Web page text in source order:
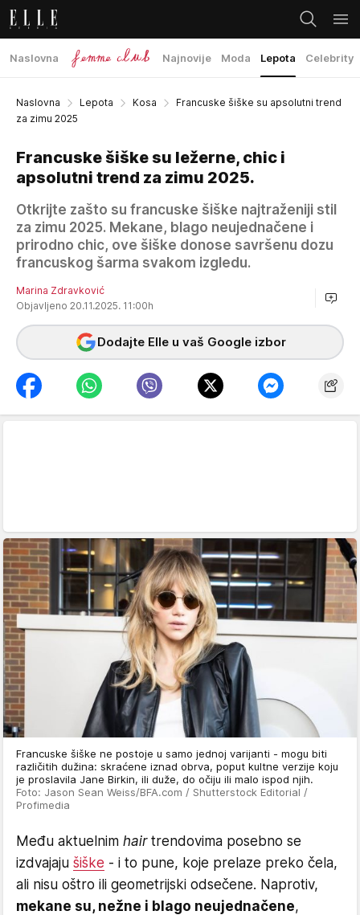
Naslovna Najnovije Moda Lepota Celebrity
Naslovna Lepota Kosa
Francuske šiške su apsolutni trend
za zimu 2025
Francuske šiške su ležerne, chic i
apsolutni trend za zimu 2025.
Otkrijte zašto su francuske šiške najtraženiji stil
za zimu 2025. Mekane, blago neujednačene i
prirodno chic, ove šiške donose savršenu dozu
francuskog šarma svakom izgledu.
Marina Zdravković
Objavljeno 20.11.2025. 11:00h
Dodajte Elle u vaš Google izbor
Francuske šiške ne postoje u samo jednoj varijanti - mogu biti
različitih dužina: skraćene iznad obrva, poput kultne verzije koju
je proslavila Jane Birkin, ili duže, do očiju ili malo ispod njih.
Foto: Jason Sean Weiss/BFA.com / Shutterstock Editorial /
Profimedia
Među aktuelnim hairtrendovima posebno se
izdvajaju šiške - i to pune, koje prelaze preko čela,
ali nisu oštro ili geometrijski odsečene. Naprotiv,
mekane su, nežne i blago neujednačene,